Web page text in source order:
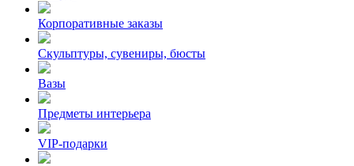
Корпоративные заказы
Скульптуры, сувениры, бюсты
Вазы
Предметы интерьера
VIP-подарки